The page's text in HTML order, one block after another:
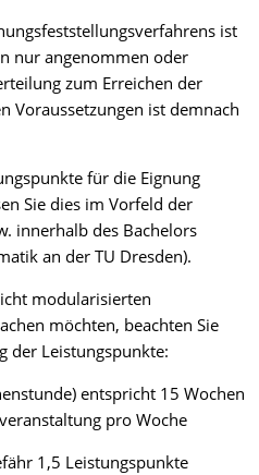
ist
nur angenommen oder
zum Erreichen der
Voraussetzungen ist demnach
für die Eignung
Sie dies im Vorfeld der
innerhalb des Bachelors
an der TU Dresden).
modularisierten
möchten, beachten Sie
der Leistungspunkte:
entspricht 15 Wochen
pro Woche
1,5 Leistungspunkte